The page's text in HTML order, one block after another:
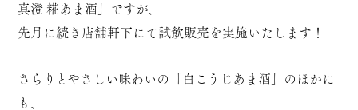
真澄 糀あま酒 」ですが、
先月に続き店舗軒下にて試飲販売を実施いたします！
さらりとやさしい味わいの「 白こうじあま酒 」のほかに
も、